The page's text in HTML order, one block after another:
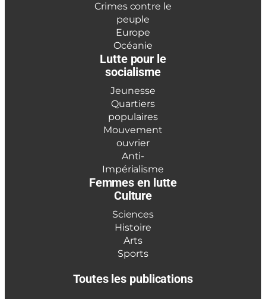
Crimes contre le
peuple
Europe
Océanie
Lutte pour le
socialisme
Jeunesse
Quartiers
populaires
Mouvement
ouvrier
Anti-
Impérialisme
Femmes en lutte
Culture
Sciences
Histoire
Arts
Sports
Toutes les publications